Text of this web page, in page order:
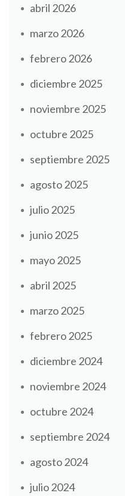
abril 2026
marzo 2026
febrero 2026
diciembre 2025
noviembre 2025
octubre 2025
septiembre 2025
agosto 2025
julio 2025
junio 2025
mayo 2025
abril 2025
marzo 2025
febrero 2025
diciembre 2024
noviembre 2024
octubre 2024
septiembre 2024
agosto 2024
julio 2024